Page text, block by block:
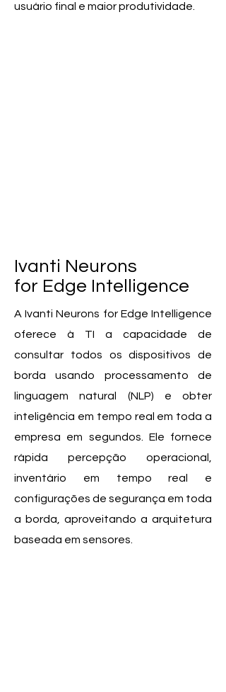
usuário final e maior produtividade.
Ivanti Neurons
for Edge Intelligence
A Ivanti Neurons for Edge Intelligence
oferece à TI a capacidade de
consultar todos os dispositivos de
borda usando processamento de
linguagem natural (NLP) e obter
inteligência em tempo real em toda a
empresa em segundos. Ele fornece
rápida percepção operacional,
inventário em tempo real e
configurações de segurança em toda
a borda, aproveitando a arquitetura
baseada em sensores.